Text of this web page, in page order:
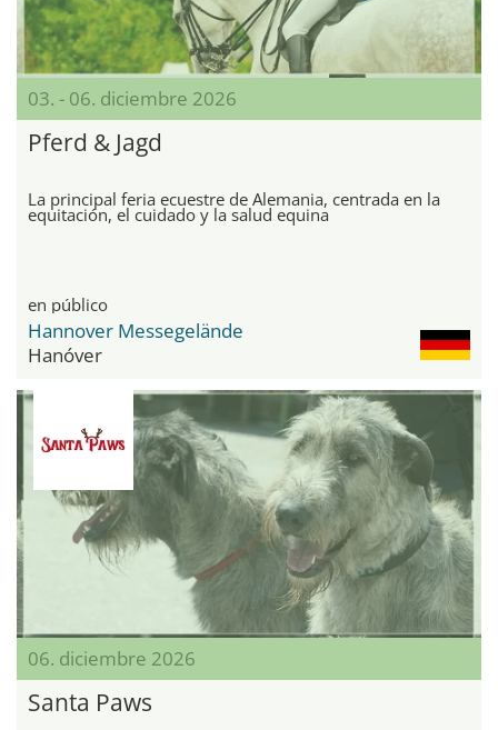
03. - 06. diciembre 2026
Pferd & Jagd
La principal feria ecuestre de Alemania, centrada en la
equitación, el cuidado y la salud equina
en público
Hannover Messegelände
Hanóver
06. diciembre 2026
Santa Paws